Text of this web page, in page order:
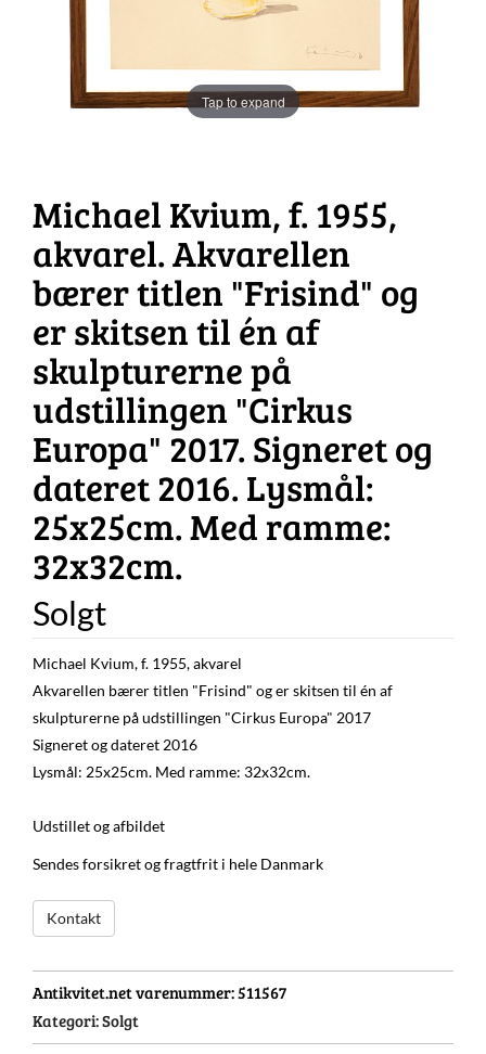
Tap to expand
Michael Kvium, f. 1955,
akvarel. Akvarellen
bærer titlen "Frisind" og
er skitsen til én af
skulpturerne på
udstillingen "Cirkus
Europa" 2017. Signeret og
dateret 2016. Lysmål:
25x25cm. Med ramme:
32x32cm.
Solgt
Michael Kvium, f. 1955, akvarel
Akvarellen bærer titlen "Frisind" og er skitsen til én af
skulpturerne på udstillingen "Cirkus Europa" 2017
Signeret og dateret 2016
Lysmål: 25x25cm. Med ramme: 32x32cm.
Udstillet og afbildet
Sendes forsikret og fragtfrit i hele Danmark
Kontakt
Antikvitet.net varenummer:511567
Kategori:Solgt